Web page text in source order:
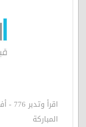
المباركة